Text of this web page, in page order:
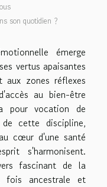
son quotidien ?
émerge
vertus apaisantes
aux zones réflexes
au bien-être
pour vocation de
cette discipline,
cœur d'une santé
s'harmonisent.
fascinant de la
fois ancestrale et